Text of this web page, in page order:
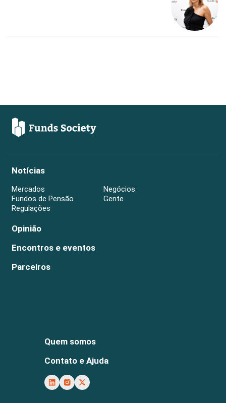
Notícias
Mercados
Negócios
Fundos de Pensão
Gente
Regulações
Opinião
Encontros e eventos
Parceiros
Quem somos
Contato e Ajuda